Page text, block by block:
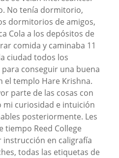
No tenía dormitorio,
dormitorios de amigos,
Cola a los depósitos de
comida y caminaba 11
ciudad todos los
conseguir una buena
el templo Hare Krishna.
parte de las cosas con
mi curiosidad e intuición
posteriormente. Les
tiempo Reed College
instrucción en caligrafía
todas las etiquetas de